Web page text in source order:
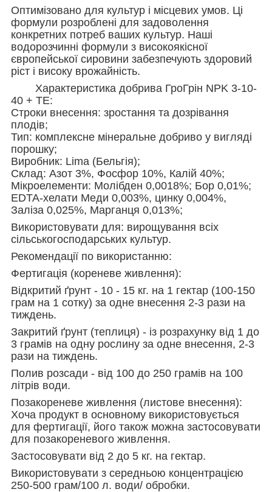
Оптимізовано для культур і місцевих умов. Ці
формули розроблені для задоволення
конкретних потреб ваших культур. Наші
водорозчинні формули з високоякісної
європейської сировини забезпечують здоровий
ріст і високу врожайність.
Характеристика добрива ГроГрін NPK 3-10-
40 + TE:
Строки внесення: зростання та дозрівання
плодів;
Тип: комплексне мінеральне добриво у вигляді
порошку;
Виробник: Lima (Бельгія);
Склад: Азот 3%, Фосфор 10%, Калій 40%;
Мікроелементи: Молібден 0,0018%; Бор 0,01%;
EDTA-хелати Меди 0,003%, цинку 0,004%,
Заліза 0,025%, Марганця 0,013%;
Використовувати для: вирощування всіх
сільськогосподарських культур.
Рекомендації по використанню:
Фертигація (кореневе живлення):
Відкритий ґрунт - 10 - 15 кг. на 1 гектар (100-150
грам на 1 сотку) за одне внесення 2-3 рази на
тиждень.
Закритий ґрунт (теплиця) - із розрахунку від 1 до
3 грамів на одну рослину за одне внесення, 2-3
рази на тиждень.
Полив розсади - від 100 до 250 грамів на 100
літрів води.
Позакореневе живлення (листове внесення):
Хоча продукт в основному використовується
для фертигації, його також можна застосовувати
для позакореневого живлення.
Застосовувати від 2 до 5 кг. на гектар.
Використовувати з середньою концентрацією
250-500 грам/100 л. води/ обробки.